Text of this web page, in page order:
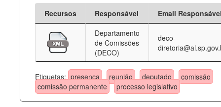
Recursos Responsável
Email
Departamento
de Comissões
(DECO)
deco-
Etiquetas: presença reunião deputado
comissão
comissão permanente
processo legislativo